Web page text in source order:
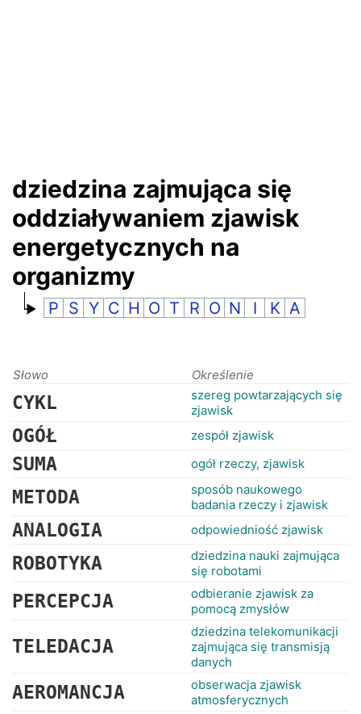
dziedzina zajmująca się
oddziaływaniem zjawisk
energetycznych na
organizmy
P S Y C H O T R O N I K A
Słowo Określenie
CYKL
szereg powtarzających się
zjawisk
OGÓŁ zespół zjawisk
SUMA ogół rzeczy, zjawisk
METODA
sposób naukowego
badania rzeczy i zjawisk
ANALOGIA odpowiedniość zjawisk
ROBOTYKA
dziedzina nauki zajmująca
się robotami
PERCEPCJA
odbieranie zjawisk za
pomocą zmysłów
TELEDACJA
dziedzina telekomunikacji
zajmująca się transmisją
danych
AEROMANCJA
obserwacja zjawisk
atmosferycznych